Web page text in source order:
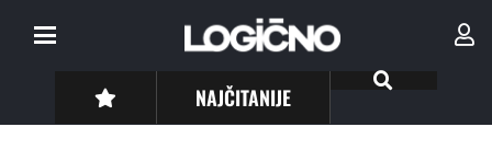
NAJČITANIJE